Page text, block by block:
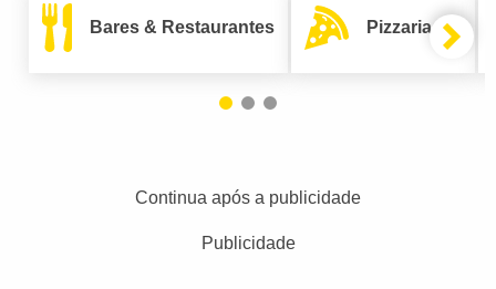
Bares & Restaurantes Pizzarias
Continua após a publicidade
Publicidade